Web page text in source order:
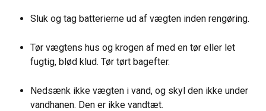
Sluk og tag batterierne ud af vægten inden rengøring.
Tør vægtens hus og krogen af med en tør eller let
fugtig, blød klud. Tør tørt bagefter.
Nedsænk ikke vægten i vand, og skyl den ikke under
vandhanen. Den er ikke vandtæt.